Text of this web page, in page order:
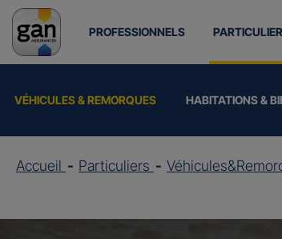
PROFESSIONNELS
VÉHICULES & REMORQUES HABITATIONS &
Accueil Particuliers